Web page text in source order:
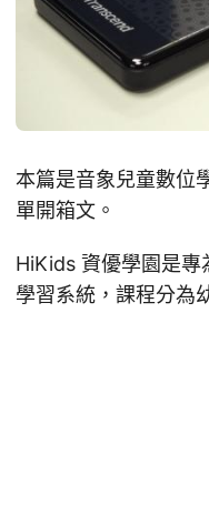
本篇是音象兒童數位
單開箱文。
HiKids 資優學園是專
學習系統，課程分為